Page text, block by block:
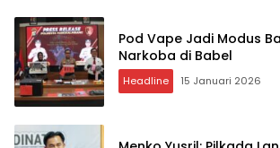
Pod Vape Jadi Modus
Narkoba di Babel
Headline 15 Januari 2026